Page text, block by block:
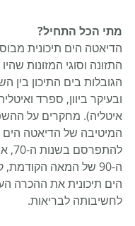
מתי הכל התחיל?
הדיאטה הים תיכונית
התזונה וסוגי המזונות
ובעיקר ביוון, ספרד
איטליה). מחקרים על
המיטיבה של הדיאטה הים
ה-90 של המאה
הים תיכונית את ההכרה
לחשיבותה לבריאות.